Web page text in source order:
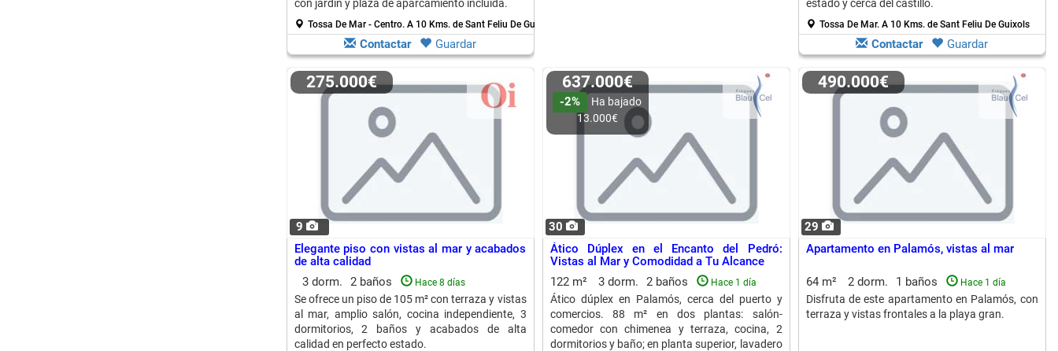
con jardín y plaza de aparcamiento incluida.
Tossa De Mar - Centro. A 10 Kms. de Sant Feliu De Guixols
Contactar Guardar
estado y cerca del castillo.
Tossa De Mar. A 10 Kms. de Sant Feliu De Guixols
Contactar Guardar
9
275.000€
Elegante piso con vistas al mar y acabados
de alta calidad
3 dorm.
2 baños Hace 8 días
Se ofrece un piso de 105 m² con terraza y vistas
al mar, amplio salón, cocina independiente, 3
dormitorios, 2 baños y acabados de alta
calidad en perfecto estado.
30
637.000€
-2%
Ha bajado
13.000€
Ático Dúplex en el Encanto del Pedró:
Vistas al Mar y Comodidad a Tu Alcance
122 m²
3 dorm. 2 baños Hace 1 día
Ático dúplex en Palamós, cerca del puerto y
comercios. 88 m² en dos plantas: salón-
comedor con chimenea y terraza, cocina, 2
dormitorios y baño; en planta superior, lavadero
29
490.000€
Apartamento en Palamós, vistas al mar
64 m² 2 dorm. 1 baños Hace 1 día
Disfruta de este apartamento en Palamós, con
terraza y vistas frontales a la playa gran.